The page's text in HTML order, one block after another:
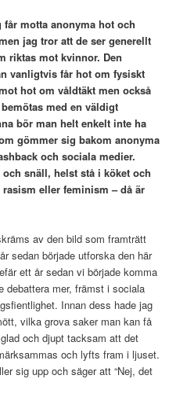
motta anonyma hot och
jag tror att de ser generellt
riktas mot kvinnor. Den
vanligtvis får hot om fysiskt
hot om våldtäkt men också
med en väldigt
bör man helt enkelt inte ha
gömmer sig bakom anonyma
och sociala medier.
snäll, helst stå i köket och
eller feminism – då är
av den bild som framträtt
sedan började utforska den här
ett år sedan vi började komma
debattera mer, främst i sociala
Innan dess hade jag
vilka grova saker man kan få
och djupt tacksam att det
och lyfts fram i ljuset.
sig upp och säger att “Nej, det